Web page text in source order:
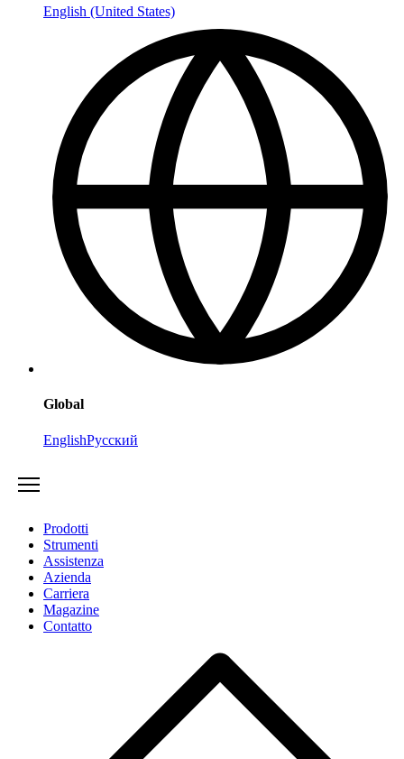
English (United States)
Global
EnglishРусский
Prodotti
Strumenti
Assistenza
Azienda
Carriera
Magazine
Contatto